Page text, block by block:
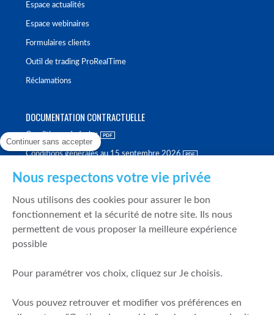
Espace actualités
Espace webinaires
Formulaires clients
Outil de trading ProRealTime
Réclamations
DOCUMENTATION CONTRACTUELLE
Conditions générales
Conditions générales au 15 septembre 2026
Politique de meilleure sélection
Politique de durabilité
Fonds de garantie des dépôts et de résolution
Mentions légales
Continuer sans accepter
Nous respectons votre vie privée
Nous utilisons des cookies pour assurer le bon
fonctionnement et la sécurité de notre site. Ils nous
permettent de vous proposer la meilleure expérience
possible
Pour paramétrer vos choix, cliquez sur Je choisis.
Vous pouvez retrouver et modifier vos préférences en